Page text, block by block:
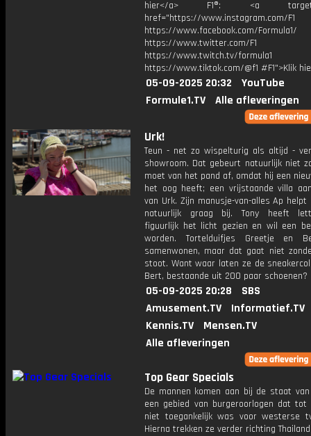
hier</a> F1®: <a
href="https://www.instagram.com/F1
https://www.facebook.com/Formula1/
https://www.twitter.com/F1
https://www.twitch.tv/formula1
https://www.tiktok.com/@f1 #F1">Klik
05-09-2025 20:32
YouTube
Formule1.TV
Alle afleveringen
Urk!
Teun - net zo wispelturig als altijd -
showroom. Dat gebeurt natuurlijk niet
moet van het pand af, omdat hij een
het oog heeft; een vrijstaande villa
van Urk. Zijn manusje-van-alles Ap helpt
natuurlijk graag bij. Tony heeft
figuurlijk het licht gezien en wil een
worden. Tortelduifjes Greetje en
samenwonen, maar dat gaat niet
stoot. Want waar laten ze de
Bert, bestaande uit 200 paar schoenen?
05-09-2025 20:28
SBS
Amusement.TV
Informatief.TV
Kennis.TV
Mensen.TV
Alle afleveringen
Top Gear Specials
De mannen komen aan bij de staat
een gebied van burgeroorlogen dat
niet toegankelijk was voor westerse
Hierna trekken ze verder richting